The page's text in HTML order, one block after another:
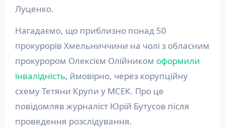
Луценко.
Нагадаємо, що приблизно понад 50
прокурорів Хмельниччини на чолі з обласним
прокурором Олексієм Олійником оформили
інвалідність, ймовірно, через корупційну
схему Тетяни Крупи у МСЕК. Про це
повідомляв журналіст Юрій Бутусов після
проведення розслідування.